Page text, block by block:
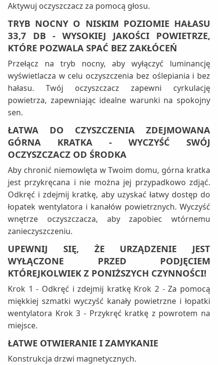
Aktywuj oczyszczacz za pomocą głosu.
TRYB NOCNY O NISKIM POZIOMIE HAŁASU
33,7 DB - WYSOKIEJ JAKOŚCI POWIETRZE,
KTÓRE POZWALA SPAĆ BEZ ZAKŁÓCEŃ
Przełącz na tryb nocny, aby wyłączyć luminancję
wyświetlacza w celu oczyszczenia bez oślepiania i bez
hałasu. Twój oczyszczacz zapewni cyrkulację
powietrza, zapewniając idealne warunki na spokojny
sen.
ŁATWA DO CZYSZCZENIA ZDEJMOWANA
GÓRNA KRATKA - WYCZYŚĆ SWÓJ
OCZYSZCZACZ OD ŚRODKA
Aby chronić niemowlęta w Twoim domu, górna kratka
jest przykręcana i nie można jej przypadkowo zdjąć.
Odkręć i zdejmij kratkę, aby uzyskać łatwy dostęp do
łopatek wentylatora i kanałów powietrznych. Wyczyść
wnętrze oczyszczacza, aby zapobiec wtórnemu
zanieczyszczeniu.
UPEWNIJ SIĘ, ŻE URZĄDZENIE JEST
WYŁĄCZONE PRZED PODJĘCIEM
KTÓREJKOLWIEK Z PONIŻSZYCH CZYNNOŚCI!
Krok 1 - Odkręć i zdejmij kratkę Krok 2 - Za pomocą
miękkiej szmatki wyczyść kanały powietrzne i łopatki
wentylatora Krok 3 - Przykręć kratkę z powrotem na
miejsce.
ŁATWE OTWIERANIE I ZAMYKANIE
Konstrukcja drzwi magnetycznych.